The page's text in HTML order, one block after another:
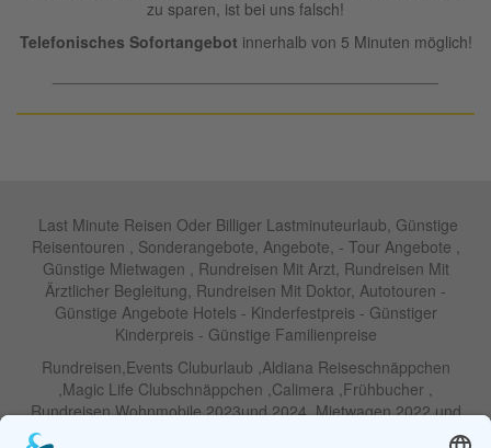
zu sparen, ist bei uns falsch!
Telefonisches Sofortangebot innerhalb von 5 Minuten möglich!
Last Minute Reisen Oder Billiger Lastminuteurlaub, Günstige
Reisentouren , Sonderangebote, Angebote, - Tour Angebote ,
Günstige Mietwagen , Rundreisen Mit Arzt, Rundreisen Mit
Ärztlicher Begleitung, Rundreisen Mit Doktor, Autotouren -
Günstige Angebote Hotels - Kinderfestpreis - Günstiger
Kinderpreis - Günstige Familienpreise
Rundreisen,Events Cluburlaub ,Aldiana Reiseschnäppchen
,Magic Life Clubschnäppchen ,Calimera ,Frühbucher ,
Rundreisen Wohnmobile 2023und 2024 ,Mietwagen 2022 und